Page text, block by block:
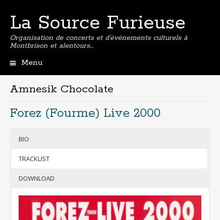
La Source Furieuse
Organisation de concerts et d’événements culturels à
Montbrison et alentours…
Menu
contenu
principal
Amnesik Chocolate
Forez (Fourme) Live 2000
BIO
TRACKLIST
DOWNLOAD